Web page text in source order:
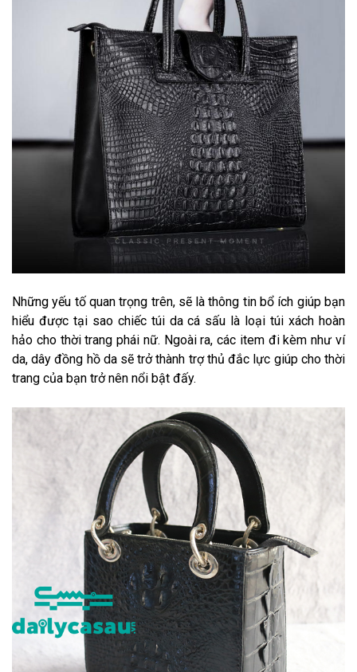
Những yếu tố quan trọng trên, sẽ là thông tin bổ ích giúp bạn
hiểu được tại sao chiếc túi da cá sấu là loại túi xách hoàn
hảo cho thời trang phái nữ. Ngoài ra, các item đi kèm như ví
da, dây đồng hồ da sẽ trở thành trợ thủ đắc lực giúp cho thời
trang của bạn trở nên nổi bật đấy.